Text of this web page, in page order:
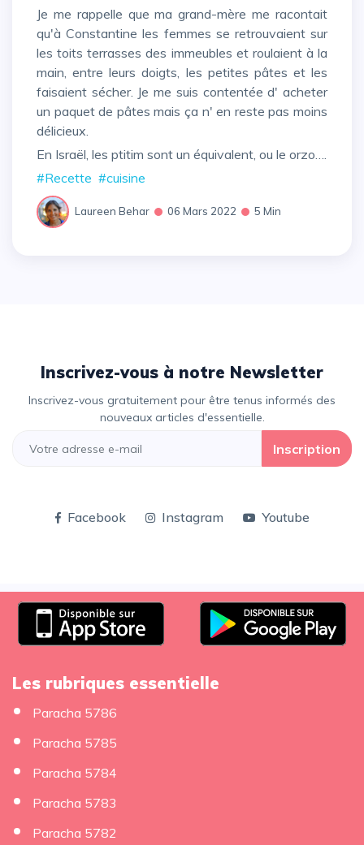
Je me rappelle que ma grand-mère me racontait
qu'à Constantine les femmes se retrouvaient sur
les toits terrasses des immeubles et roulaient à la
main, entre leurs doigts, les petites pâtes et les
faisaient sécher. Je me suis contentée d' acheter
un paquet de pâtes mais ça n' en reste pas moins
délicieux.
En Israël, les ptitim sont un équivalent, ou le orzo….
#Recette #cuisine
Laureen Behar 06 Mars 2022 5 Min
Inscrivez-vous à notre Newsletter
Inscrivez-vous gratuitement pour être tenus informés des
nouveaux articles d'essentielle.
Inscription
Facebook Instagram Youtube
Les rubriques essentielle
Paracha 5786
Paracha 5785
Paracha 5784
Paracha 5783
Paracha 5782